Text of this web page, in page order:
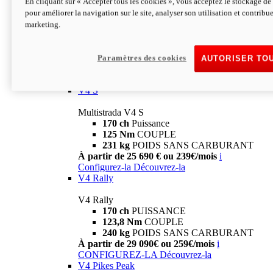
V4
229 KgPOIDS SANS CARBURANT
V4 S
Multistrada V4 S
170 ch Puissance
125 Nm COUPLE
231 kg POIDS SANS CARBURANT
À partir de 25 690 € ou 239€/mois i
Configurez-la Découvrez-la
V4 Rally
V4 Rally
170 ch PUISSANCE
123,8 Nm COUPLE
240 kg POIDS SANS CARBURANT
À partir de 29 090€ ou 259€/mois i
CONFIGUREZ-LA Découvrez-la
V4 Pikes Peak
pour améliorer la navigation sur le site, analyser son utilisation et
marketing.
AUTORISER
Paramètres des cookies